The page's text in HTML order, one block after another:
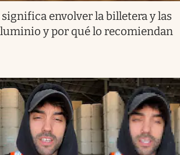
significa envolver la billetera y las
y por qué lo recomiendan